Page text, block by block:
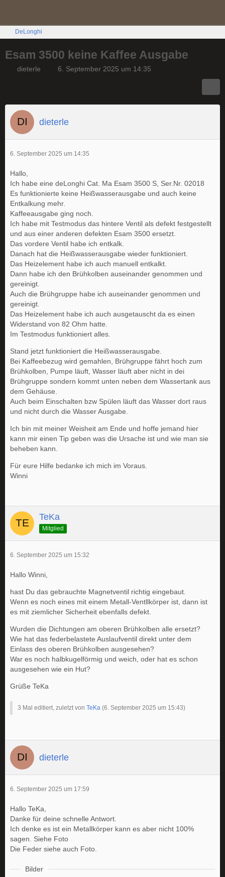
DeLonghi
Esam 3500 keine Kaffee Ausgabe
dieterle 6. September 2025 um 14:35
dieterle
6. September 2025 um 14:35
Hallo,
Ich habe eine deLonghi Cat. Ma Esam 3500 S, Ser.Nr. 02018
Es funktionierte keine Heißwasserausgabe und auch keine
Entkalkung mehr.
Kaffeeausgabe ging noch.
Ich habe mit Testmodus das hintere Ventil als defekt festgestellt
und aus einer anderen defekten Esam 3500 ersetzt.
Das vordere Ventil habe ich entkalk.
Danach hat die Heißwasserausgabe wieder funktioniert.
Das Heizelement habe ich auch manuell entkalkt.
Dann habe ich den Brühkolben auseinander genommen und
gereinigt.
Auch die Brühgruppe habe ich auseinander genommen und
gereinigt.
Das Heizelement habe ich auch ausgetauscht da es einen
Widerstand von 82 Ohm hatte.
Im Testmodus funktioniert alles.
Stand jetzt funktioniert die Heißwasserausgabe.
Bei Kaffeebezug wird gemahlen, Brühgruppe fährt hoch zum
Brühkolben, Pumpe läuft, Wasser läuft aber nicht in dei
Brühgruppe sondern kommt unten neben dem Wassertank aus
dem Gehäuse.
Auch beim Einschalten bzw Spülen läuft das Wasser dort raus
und nicht durch die Wasser Ausgabe.
Ich bin mit meiner Weisheit am Ende und hoffe jemand hier
kann mir einen Tip geben was die Ursache ist und wie man sie
beheben kann.
Für eure Hilfe bedanke ich mich im Voraus.
Winni
TeKa
Mitglied
6. September 2025 um 15:32
Hallo Winni,
hast Du das gebrauchte Magnetventil richtig eingebaut.
Wenn es noch eines mit einem Metall-Ventllkörper ist, dann ist
es mit ziemlicher Sicherheit ebenfalls defekt.
Wurden die Dichtungen am oberen Brühkolben alle ersetzt?
Wie hat das federbelastete Auslaufventil direkt unter dem
Einlass des oberen Brühkolben ausgesehen?
War es noch halbkugelförmig und weich, oder hat es schon
ausgesehen wie ein Hut?
Grüße TeKa
3 Mal editiert, zuletzt von TeKa (6. September 2025 um 15:43)
dieterle
6. September 2025 um 17:59
Hallo TeKa,
Danke für deine schnelle Antwort.
Ich denke es ist ein Metallkörper kann es aber nicht 100%
sagen. Siehe Foto
Die Feder siehe auch Foto.
Bilder